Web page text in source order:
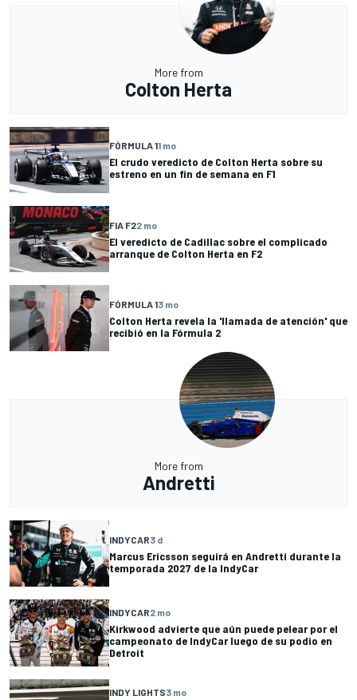
More from
Colton Herta
FÓRMULA 11 mo
El crudo veredicto de Colton Herta sobre su
estreno en un fin de semana en F1
FIA F22 mo
El veredicto de Cadillac sobre el complicado
arranque de Colton Herta en F2
FÓRMULA 13 mo
Colton Herta revela la 'llamada de atención' que
recibió en la Fórmula 2
More from
Andretti
INDYCAR3 d
Marcus Ericsson seguirá en Andretti durante la
temporada 2027 de la IndyCar
INDYCAR2 mo
Kirkwood advierte que aún puede pelear por el
campeonato de IndyCar luego de su podio en
Detroit
INDY LIGHTS3 mo